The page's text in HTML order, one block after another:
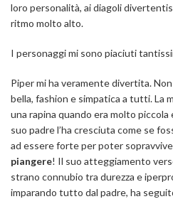
loro personalità, ai diagoli
ritmo molto alto.
I personaggi mi sono piaciuti
Piper mi ha veramente divertita.
bella, fashion e simpatica a tutti.La
una rapina quando era molto piccola
suo padre l’ha cresciuta come se
ad essere forte per poter
piangere! Il suo atteggiamento
strano connubio tra durezza e
imparando tutto dal padre, ha